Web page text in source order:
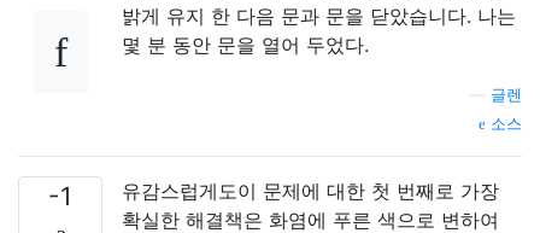
밝게 유지 한 다음 문과 문을 닫았습니다. 나는
몇 분 동안 문을 열어 두었다.
글렌
소스
-1
유감스럽게도이 문제에 대한 첫 번째로 가장
확실한 해결책은 화염에 푸른 색으로 변하여